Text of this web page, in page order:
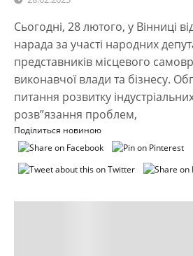
Сьогодні, 28 лютого, у Вінниці
нарада за участі народних
представників місцевого
виконавчої влади та бізнесу.
питання розвитку
розв”язання проблем,
Поділиться новиною